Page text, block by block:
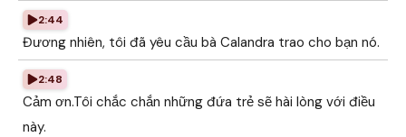
2:44
Đương nhiên, tôi đã yêu cầu bà Calandra trao cho bạn nó.
2:48
Cảm ơn.Tôi chắc chắn những đứa trẻ sẽ hài lòng với điều
này.